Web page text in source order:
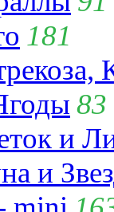
181
83
и
и